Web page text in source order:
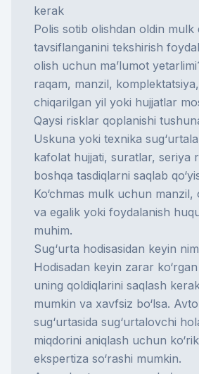
kerak
Polis sotib olishdan oldin mulk
tavsiflanganini tekshirish
olish uchun ma’lumot
raqam, manzil,
chiqarilgan yil yoki hujjatlar
Qaysi risklar qoplanishi
Uskuna yoki texnika
kafolat hujjati, suratlar, seriya
boshqa tasdiqlarni saqlab
Ko‘chmas mulk uchun
va egalik yoki foydalanish
muhim.
Sug‘urta hodisasidan keyin
Hodisadan keyin zarar
uning qoldiqlarini saqlash
mumkin va xavfsiz bo‘lsa.
sug‘urtasida sug‘urtalovchi
miqdorini aniqlash uchun
ekspertiza so‘rashi mumkin.